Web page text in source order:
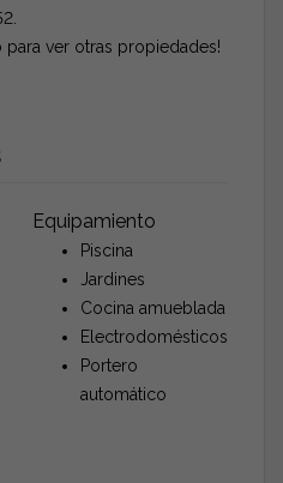
para ver otras propiedades!
Equipamiento
Piscina
Jardines
Cocina amueblada
Electrodomésticos
Portero
automático